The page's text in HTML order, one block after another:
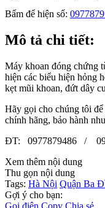
Bấm để hiện số:
Mô tả chi tiết:
Máy khoan đóng chứng
hiện các biểu hiện hỏng
kẹt mũi khoan, đứt dây
Hãy gọi cho chúng tôi
chính hãng, bảo hành
ĐT: 0977879486 /
Xem thêm nội dung
Thu gọn nội dung
Tags: Hà Nội Quận Ba
Gợi ý cho bạn:
Gọi điện Copy Chia sẻ